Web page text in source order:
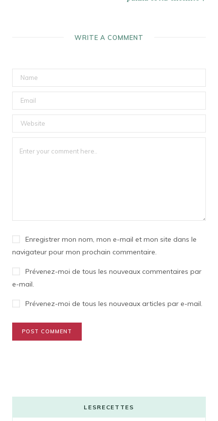
WRITE A COMMENT
Enregistrer mon nom, mon e-mail et mon site dans le
navigateur pour mon prochain commentaire.
Prévenez-moi de tous les nouveaux commentaires par
e-mail.
Prévenez-moi de tous les nouveaux articles par e-mail.
LESRECETTES